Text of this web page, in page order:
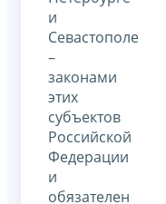
и
Севастополе
–
законами
этих
субъектов
Российской
Федерации
и
обязателен